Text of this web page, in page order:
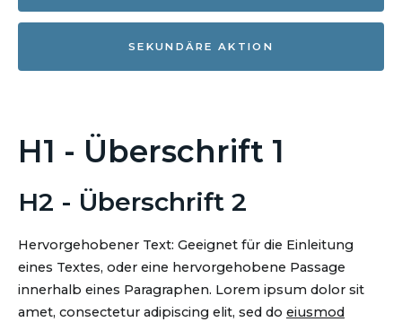
SEKUNDÄRE AKTION
H1 - Überschrift 1
H2 - Überschrift 2
Hervorgehobener Text: Geeignet für die Einleitung
eines Textes, oder eine hervorgehobene Passage
innerhalb eines Paragraphen. Lorem ipsum dolor sit
amet, consectetur adipiscing elit, sed do eiusmod